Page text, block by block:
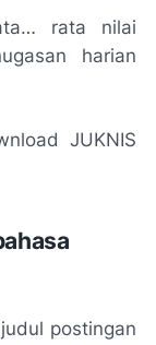
rata nilai
harian
JUKNIS
postingan